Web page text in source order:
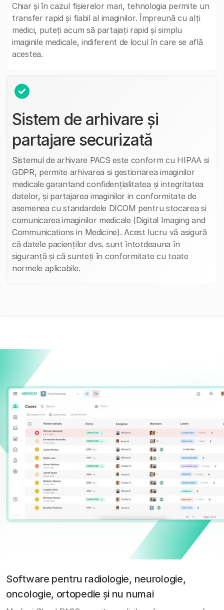
Chiar și în cazul fișierelor mari, tehnologia permite un
transfer rapid și fiabil al imaginilor. Împreună cu alți
medici, puteți acum să partajați rapid și simplu
imaginile medicale, indiferent de locul în care se află
acestea.
Sistem de arhivare și
partajare securizată
Sistemul de arhivare PACS este conform cu HIPAA si
GDPR, permite arhivarea si gestionarea imaginilor
medicale garantand confidențialitatea și integritatea
datelor, și partajarea imaginilor in conformitate de
asemenea cu standardele DICOM pentru stocarea si
comunicarea imaginilor medicale (Digital Imaging and
Communications in Medicine). Acest lucru vă asigură
că datele pacienților dvs. sunt întotdeauna în
siguranță și că sunteți în conformitate cu toate
normele aplicabile.
Software pentru radiologie, neurologie,
oncologie, ortopedie și nu numai